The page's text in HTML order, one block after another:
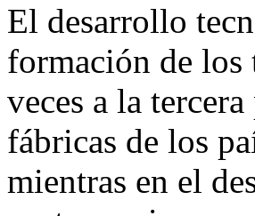
El desarrollo
formación de los
veces a la
fábricas de los
mientras en el